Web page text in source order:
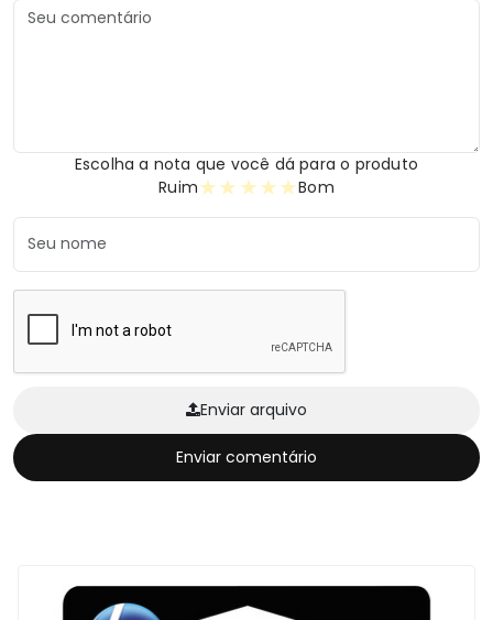
Escolha a nota que você dá para o produto
Ruim
★
★
★
★
★ Bom
Enviar arquivo
Enviar comentário